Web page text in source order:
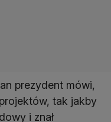
prezydent mówi,
tak jakby
i znał